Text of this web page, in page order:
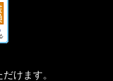
けます。